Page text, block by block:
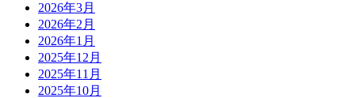
2026年3月
2026年2月
2026年1月
2025年12月
2025年11月
2025年10月